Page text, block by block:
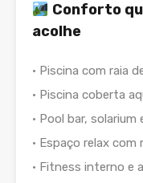
Conforto
acolhe
• Piscina com raia
• Piscina coberta
• Pool bar, solarium
• Espaço relax com
• Fitness interno e